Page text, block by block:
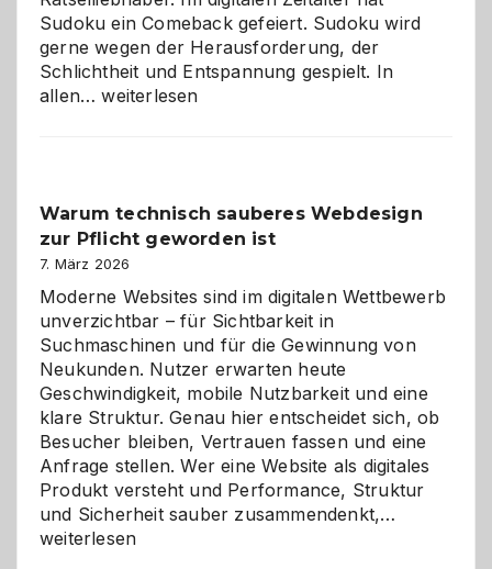
Sudoku ein Comeback gefeiert. Sudoku wird
gerne wegen der Herausforderung, der
Schlichtheit und Entspannung gespielt. In
allen…Sudoku
den
Logikrätseln
weiterlesen
Warum technisch sauberes Webdesign
zur Pflicht geworden ist
7. März 2026
Moderne Websites sind im digitalen Wettbewerb
unverzichtbar – für Sichtbarkeit in
Suchmaschinen und für die Gewinnung von
Neukunden. Nutzer erwarten heute
Geschwindigkeit, mobile Nutzbarkeit und eine
klare Struktur. Genau hier entscheidet sich, ob
Besucher bleiben, Vertrauen fassen und eine
Anfrage stellen. Wer eine Website als digitales
Produkt versteht und Performance, Struktur
und Sicherheit sauber zusammendenkt,…
weiterlesen